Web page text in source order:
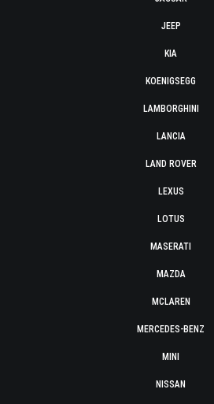
JEEP
KIA
KOENIGSEGG
LAMBORGHINI
LANCIA
LAND ROVER
LEXUS
LOTUS
MASERATI
MAZDA
MCLAREN
MERCEDES-BENZ
MINI
NISSAN